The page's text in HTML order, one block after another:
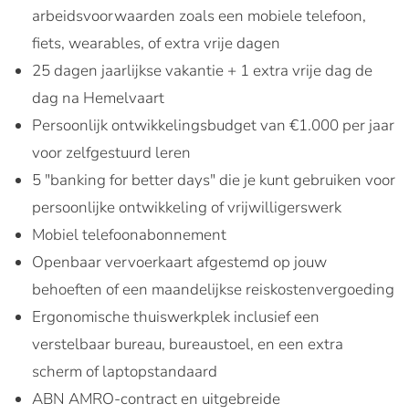
arbeidsvoorwaarden zoals een mobiele telefoon,
fiets, wearables, of extra vrije dagen
25 dagen jaarlijkse vakantie + 1 extra vrije dag de
dag na Hemelvaart
Persoonlijk ontwikkelingsbudget van €1.000 per jaar
voor zelfgestuurd leren
5 "banking for better days" die je kunt gebruiken voor
persoonlijke ontwikkeling of vrijwilligerswerk
Mobiel telefoonabonnement
Openbaar vervoerkaart afgestemd op jouw
behoeften of een maandelijkse reiskostenvergoeding
Ergonomische thuiswerkplek inclusief een
verstelbaar bureau, bureaustoel, en een extra
scherm of laptopstandaard
ABN AMRO-contract en uitgebreide